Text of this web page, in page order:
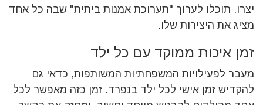
יצרו. תוכלו לערוך "תערוכת אמנות ביתית" שבה כל אחד
מציג את היצירות שלו.
זמן איכות ממוקד עם כל ילד
מעבר לפעילויות המשפחתיות המשותפות, כדאי גם
להקדיש זמן אישי לכל ילד בנפרד. זמן כזה מאפשר לכל